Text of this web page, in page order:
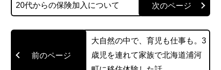
時には「分かりやすく・読みやすく・おもしろ
このライターの記事一覧を見る
20代からの保険加入について
大自然の中で、育児も仕事も。3
歳児を連れて家族で北海道浦河